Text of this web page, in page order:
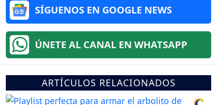
SÍGUENOS EN GOOGLE NEWS
ÚNETE AL CANAL EN WHATSAPP
ARTÍCULOS RELACIONADOS